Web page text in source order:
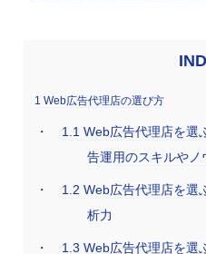
1 Web広告代理店の選び方
1.1Web広告代理店を選
告運用のスキルやノ
1.2 Web広告代理店を
析力
1.3 Web広告代理店を